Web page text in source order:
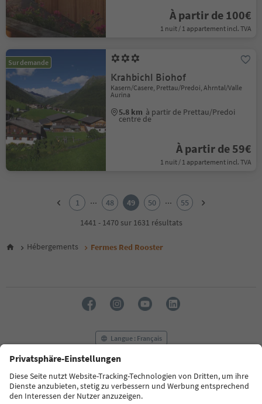
À partir de 100€
1 nuit / 1 appartement incl. TVA
Sur demande
Krahbichl Biohof
Kasern/Casere, Prettau/Predoi, Ahrntal/Valle
Aurina
5.8 km à partir de Prettau/Predoi
centre de
À partir de 59€
1 nuit / 1 appartement incl. TVA
6
16
17
18
19
1 ... 48 49 50 ...
55
1441 - 1470 sur 1631 résultats
Hébergements Fermes Red Rooster
Langue : Français
FAQ Contactez-nous Presse
MICE
Politique de confidentialité
Conditions générales
Empreinte